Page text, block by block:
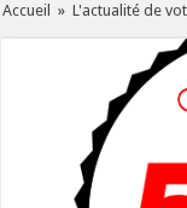
Accueil » L'actualité de